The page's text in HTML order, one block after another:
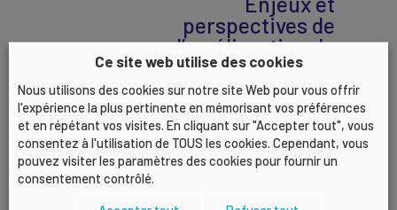
perspectives de
l’amélioration de
la Qualité de Vie
et des
Conditions de
Travail – Groupe
APICIL
Ce site web utilise des cookies
Nous utilisons des cookies sur notre site Web pour vous offrir
l'expérience la plus pertinente en mémorisant vos préférences
et en répétant vos visites. En cliquant sur "Accepter tout", vous
consentez à l'utilisation de TOUS les cookies. Cependant, vous
pouvez visiter les paramètres des cookies pour fournir un
consentement contrôlé.